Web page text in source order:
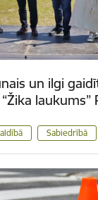
un ilgi
laukums”
Sabiedrībā